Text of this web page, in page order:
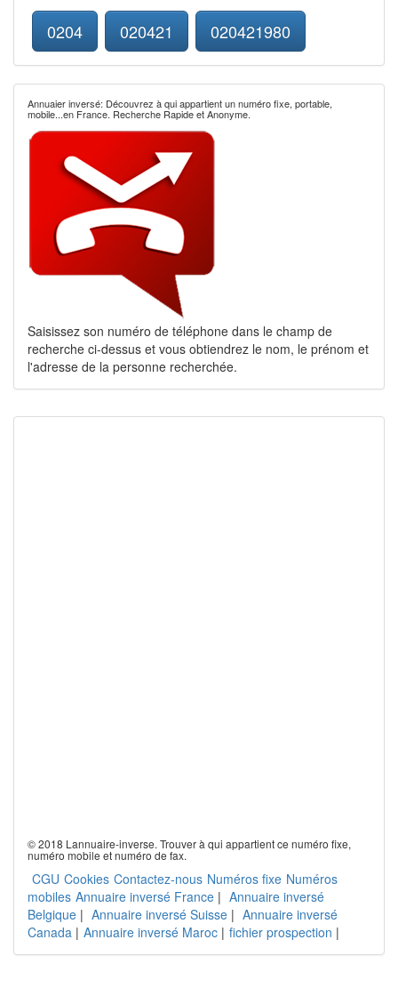
0204 020421 020421980
Annuaier inversé: Découvrez à qui appartient un numéro fixe, portable,
mobile...en France. Recherche Rapide et Anonyme.
Saisissez son numéro de téléphone dans le champ de
recherche ci-dessus et vous obtiendrez le nom, le prénom et
l'adresse de la personne recherchée.
© 2018 Lannuaire-inverse. Trouver à qui appartient ce numéro fixe,
numéro mobile et numéro de fax.
CGU Cookies Contactez-nous Numéros fixe Numéros
mobiles Annuaire inversé France | Annuaire inversé
Belgique | Annuaire inversé Suisse | Annuaire inversé
Canada | Annuaire inversé Maroc | fichier prospection |